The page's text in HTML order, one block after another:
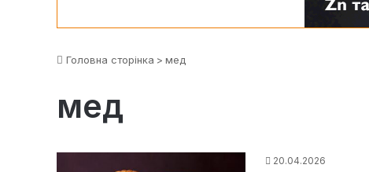
Головна сторінка > мед
мед
20.04.2026